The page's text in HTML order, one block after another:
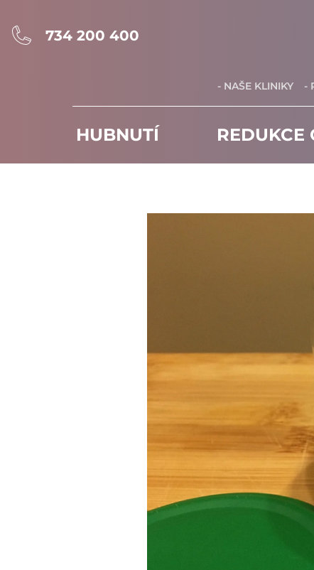
734 200 400
- NAŠE KLINIKY -
HUBNUTÍ REDUKCE